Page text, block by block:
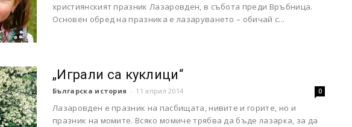
християнският празник Лазаровден, в събота преди Връбница.
Основен обред на празника е лазаруването – обичай с...
„Играли са куклици“
Българска история - 11 април 2014 0
Лазаровден е празник на пасбищата, нивите и горите, но и
празник на момите. Всяко момиче трябва да бъде лазарка, за да